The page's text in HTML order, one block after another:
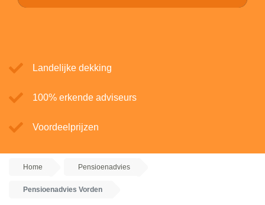
Landelijke dekking
100% erkende adviseurs
Voordeelprijzen
Home Pensioenadvies
Pensioenadvies Vorden